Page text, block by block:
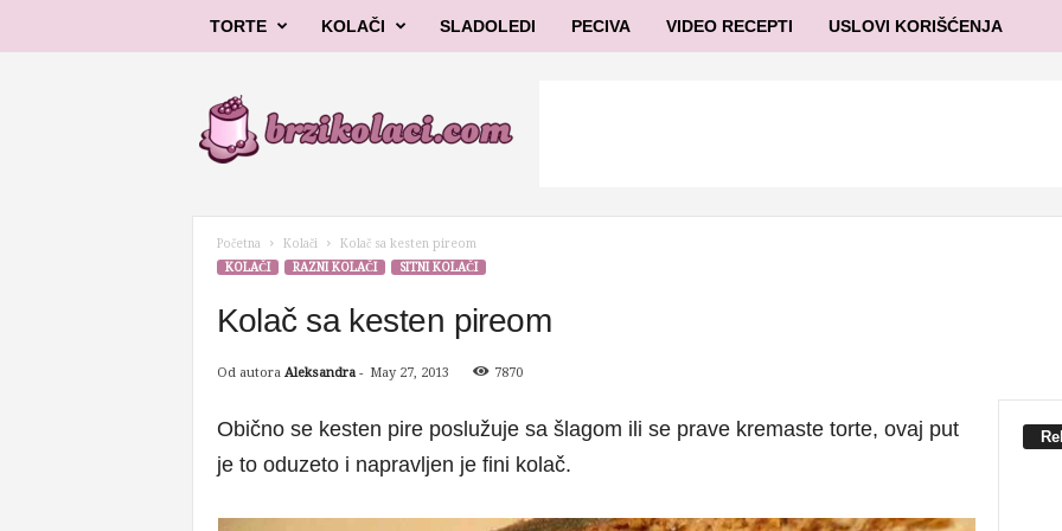
TORTE KOLAČI SLADOLEDI PECIVA VIDEO RECEPTI USLOVI KORIŠĆENJA
l
Početna Kolači
Kolač sa kesten pireom
KOLAČI
RAZNI KOLAČI SITNI KOLAČI
Kolač sa kesten pireom
Od autora Aleksandra- May 27, 2013 7870
Obično se kesten pire poslužuje sa šlagom ili se prave kremaste torte, ovaj put
je to oduzeto i napravljen je fini kolač.